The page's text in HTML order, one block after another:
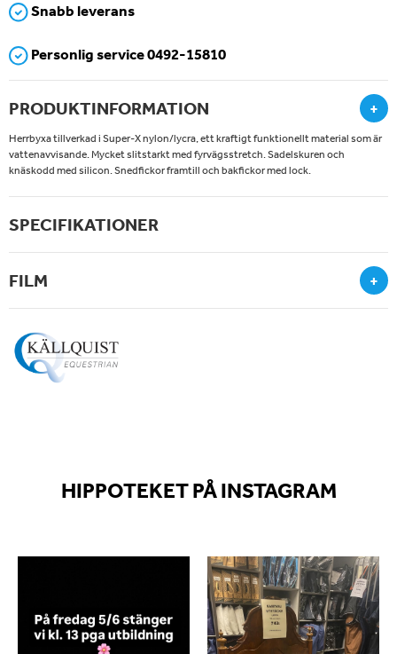
Snabb leverans
Personlig service 0492-15810
PRODUKTINFORMATION +
Herrbyxa tillverkad i Super-X nylon/lycra, ett kraftigt funktionellt material som är
vattenavvisande. Mycket slitstarkt med fyrvägsstretch. Sadelskuren och
knäskodd med silicon. Snedfickor framtill och bakfickor med lock.
SPECIFIKATIONER
FILM +
HIPPOTEKET PÅ INSTAGRAM